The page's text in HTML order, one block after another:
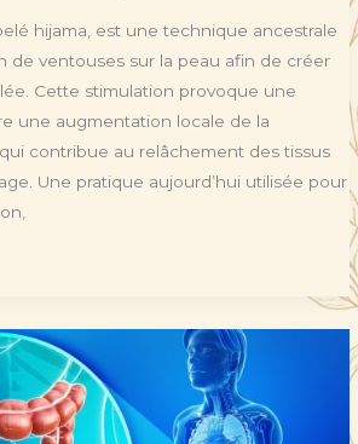
hijama, est une technique ancestrale
de ventouses sur la peau afin de créer
Cette stimulation provoque une
une augmentation locale de la
contribue au relâchement des tissus
Une pratique aujourd’hui utilisée pour